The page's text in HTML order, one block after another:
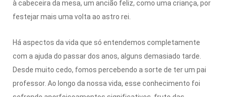
à cabeceira da mesa, um ancião feliz, como uma criança, por
festejar mais uma volta ao astro rei.
Há aspectos da vida que só entendemos completamente
com a ajuda do passar dos anos, alguns demasiado tarde.
Desde muito cedo, fomos percebendo a sorte de ter um pai
professor. Ao longo da nossa vida, esse conhecimento foi